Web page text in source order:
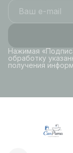
Нажимая
обработку
получения